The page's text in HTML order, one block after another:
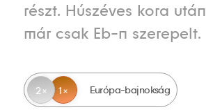
részt. Húszéves kora után
már csak Eb-n szerepelt.
2 1 Európa-bajnokság